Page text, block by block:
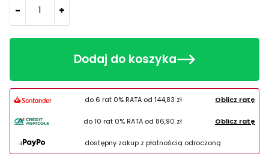
- +
Dodaj do koszyka
do 6 rat 0% RATA od144,83 zł Oblicz ratę
do 10 rat 0% RATA od 86,90 zł Oblicz ratę
dostępny zakup z płatnością odroczoną